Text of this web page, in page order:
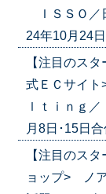
ＩＳＳＯ／
24年10月24
【注目のス
式ＥＣサイ
ｌｔｉｎｇ
月8日･15日
【注目のス
ョップ> ノ